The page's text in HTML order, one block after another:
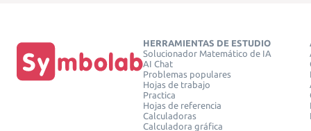
HERRAMIENTAS DE ESTUDIO
Solucionador Matemático de IA
AI Chat
Problemas populares
Hojas de trabajo
Practica
Hojas de referencia
Calculadoras
Calculadora gráfica